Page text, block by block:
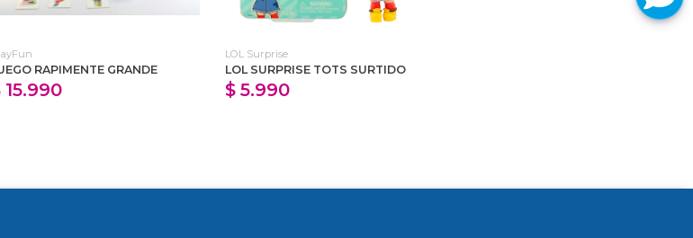
RAPIMENTE GRANDE
15.990
LOL Surprise
LOL SURPRISE TOTS SURTIDO
$ 5.990